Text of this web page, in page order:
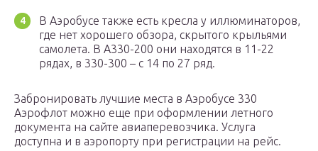
В Аэробусе также есть кресла у иллюминаторов,
где нет хорошего обзора, скрытого крыльями
самолета. В А330-200 они находятся в 11-22
рядах, в 330-300 – с 14 по 27 ряд.
Забронировать лучшие места в Аэробусе 330
Аэрофлот можно еще при оформлении летного
документа на сайте авиаперевозчика. Услуга
доступна и в аэропорту при регистрации на рейс.